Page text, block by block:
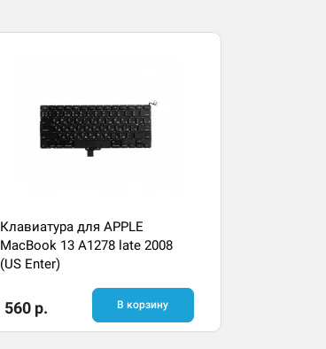
Клавиатура для APPLE
MacBook 13 A1278 late 2008
(US Enter)
560 р. В корзину